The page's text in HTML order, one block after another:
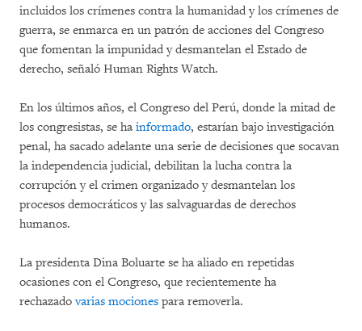
incluidos los crímenes contra la humanidad y los crímenes de
guerra, se enmarca en un patrón de acciones del Congreso
que fomentan la impunidad y desmantelan el Estado de
derecho, señaló Human Rights Watch.
En los últimos años, el Congreso del Perú, donde la mitad de
los congresistas, se ha informado, estarían bajo investigación
penal, ha sacado adelante una serie de decisiones que socavan
la independencia judicial, debilitan la lucha contra la
corrupción y el crimen organizado y desmantelan los
procesos democráticos y las salvaguardas de derechos
humanos.
La presidenta Dina Boluarte se ha aliado en repetidas
ocasiones con el Congreso, que recientemente ha
rechazadovarias mociones para removerla.